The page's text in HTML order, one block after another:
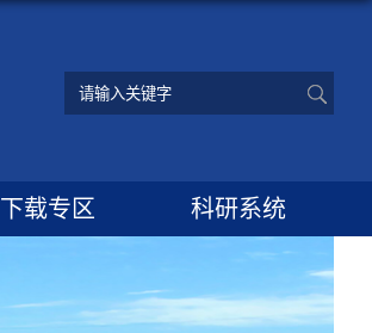
下载专区 科研系统